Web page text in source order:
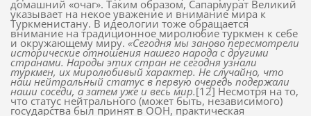
домашний «очаг». Таким образом, Сапармурат Великий
указывает на некое уважение и внимание мира к
Туркменистану. В идеологии тоже обращается
внимание на традиционное миролюбие туркмен к себе
и окружающему миру. «Сегодня мы заново пересмотрели
исторические отношения нашего народа с другими
странами. Народы этих стран не сегодня узнали
туркмен, их миролюбивый характер. Не случайно, что
наш нейтральный статус в первую очередь подержали
наши соседи, а затем уже и весь мир.[12] Несмотря на то,
что статус нейтрального (может быть, независимого)
государства был принят в ООН, практическая